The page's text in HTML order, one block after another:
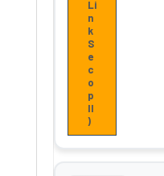
Li
n
k
S
e
c
o
p
II
)